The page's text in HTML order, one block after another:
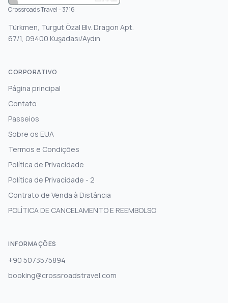
Crossroads Travel - 3716
Türkmen, Turgut Özal Blv. Dragon Apt.
67/1, 09400 Kuşadası/Aydın
CORPORATIVO
Página principal
Contato
Passeios
Sobre os EUA
Termos e Condições
Política de Privacidade
Política de Privacidade - 2
Contrato de Venda à Distância
POLÍTICA DE CANCELAMENTO E REEMBOLSO
INFORMAÇÕES
+90 5073575894
booking@crossroadstravel.com